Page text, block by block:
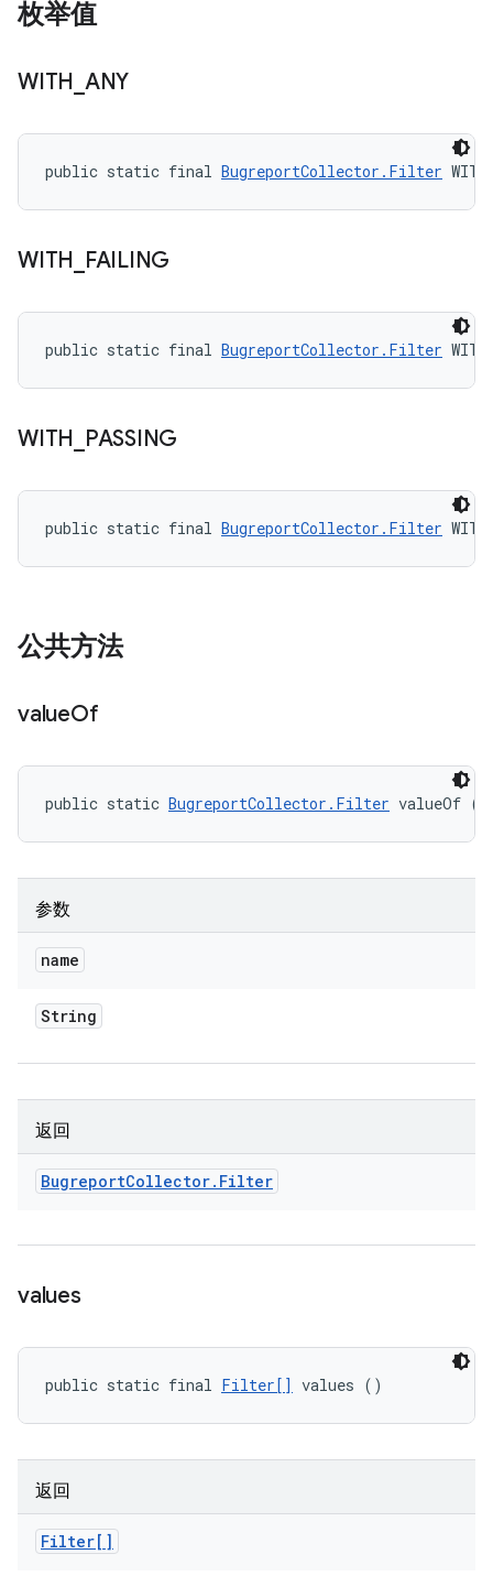
枚举值
WITH ANY
public static final BugreportCollector.Filter
WITH FAILING
public static final BugreportCollector.Filter
WITH PASSING
public static final BugreportCollector.Filter
公共方法
valueOf
public static BugreportCollector.Filter valueOf
参数
name
String
返回
BugreportCollector. Filter
values
public static final Filter[] values ()
返回
Filter[]